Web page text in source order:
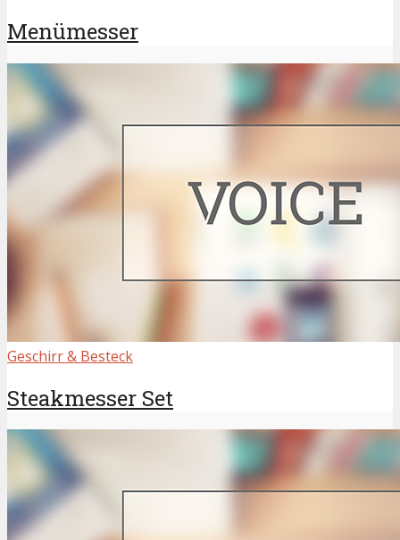
Menümesser
Geschirr & Besteck
Steakmesser Set